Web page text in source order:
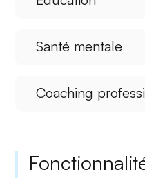
Santé mentale
Coaching